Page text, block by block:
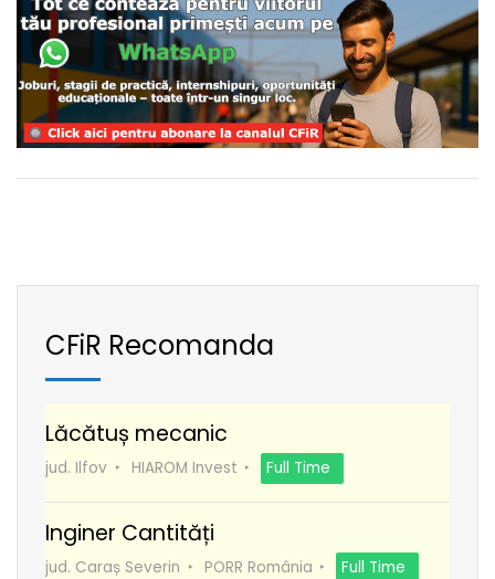
CFiR Recomanda
Lăcătuș mecanic
jud. Ilfov HIAROM Invest Full Time
Inginer Cantități
jud. Caraș Severin PORR România Full Time